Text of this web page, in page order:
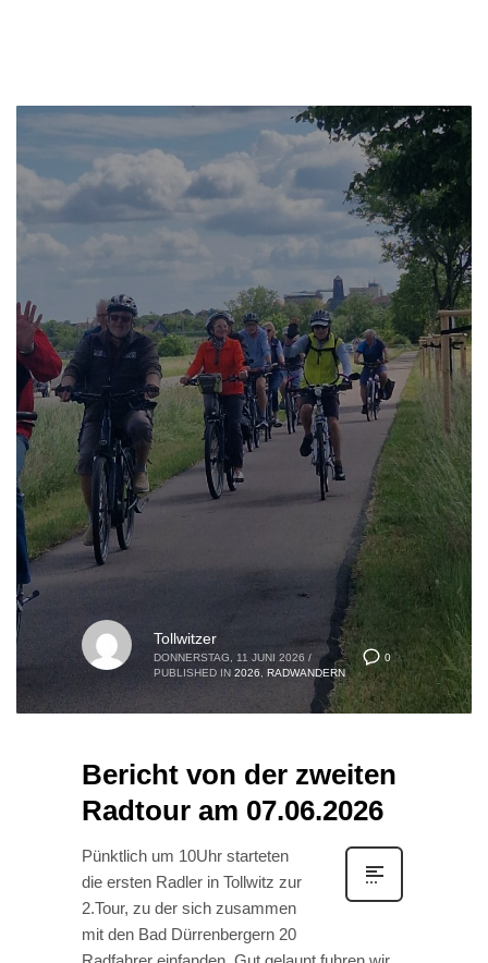
0
Tollwitzer
DONNERSTAG, 11 JUNI 2026 /
PUBLISHED IN 2026 RADWANDERN
Bericht von der zweiten
Radtour am 07.06.2026
Pünktlich um 10Uhr starteten
die ersten Radler in Tollwitz zur
2.Tour, zu der sich zusammen
mit den Bad Dürrenbergern 20